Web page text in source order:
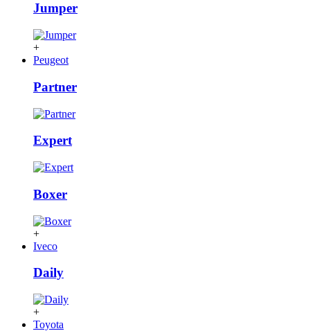
Jumper
+
Peugeot
Partner
Expert
Boxer
+
Iveco
Daily
+
Toyota